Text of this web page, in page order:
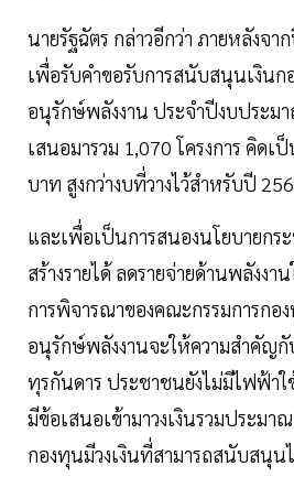
นายรัฐฉัตร กล่าวอีกว่า ภายหลังจา
เพื่อรับคำขอรับการสนับสนุนเงินก
อนุรักษ์พลังงาน ประจำปีงบประม
เสนอมารวม 1,070 โครงการ คิดเ
บาท สูงกว่างบที่วางไว้สำหรับปี
และเพื่อเป็นการสนองนโยบายกร
สร้างรายได้ ลดรายจ่ายด้านพลังง
การพิจารณาของคณะกรรมการกอ
อนุรักษ์พลังงานจะให้ความสำคัญกั
ทุรกันดาร ประชาชนยังไม่มีไฟฟ้า
มีข้อเสนอเข้ามาวงเงินรวมประมา
กองทุนมีวงเงินที่สามารถสนับสนุ